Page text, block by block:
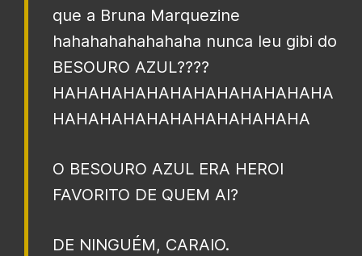
que a Bruna Marquezine
hahahahahahahaha nunca leu gibi do
BESOURO AZUL????
HAHAHAHAHAHAHAHAHAHAHAHA
HAHAHAHAHAHAHAHAHAHAHA
O BESOURO AZUL ERA HEROI
FAVORITO DE QUEM AI?
DE NINGUÉM, CARAIO.